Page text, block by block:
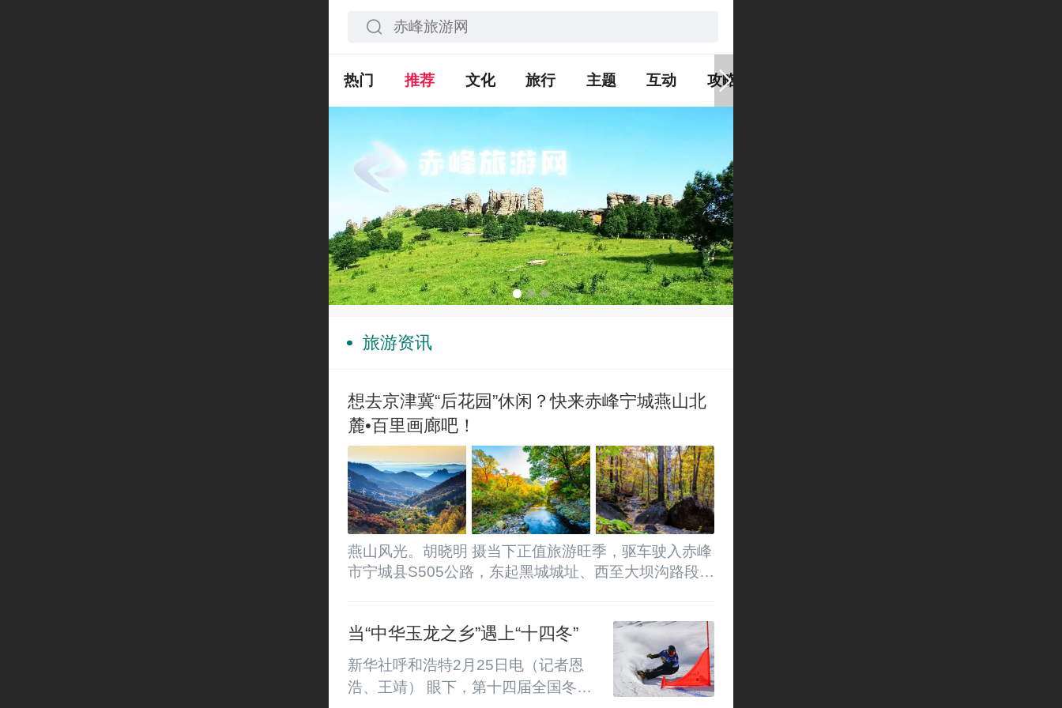
热门 推荐 文化 旅行 主题 互动 攻略
旅游资讯
想去京津冀“后花园”休闲？快来赤峰宁城燕山北
麓•百里画廊吧！
燕山风光。胡晓明 摄当下正值旅游旺季，驱车驶入赤峰
市宁城县S505公路，东起黑城城址、西至大坝沟路段，
湖、道须沟两个4A级景区；黑里河漂流、杜鹃山庄、大
坝沟3个2A级景区；沿途自然风光与名胜古迹相得益
彰，美丽田园与山水人文相映成趣，乘“画廊”东风，今
年宁城县上半年共接待国内游客达164万人次...
当“中华玉龙之乡”遇上“十四冬”
新华社呼和浩特2月25日电（记者恩
浩、王靖） 眼下，第十四届全国冬季